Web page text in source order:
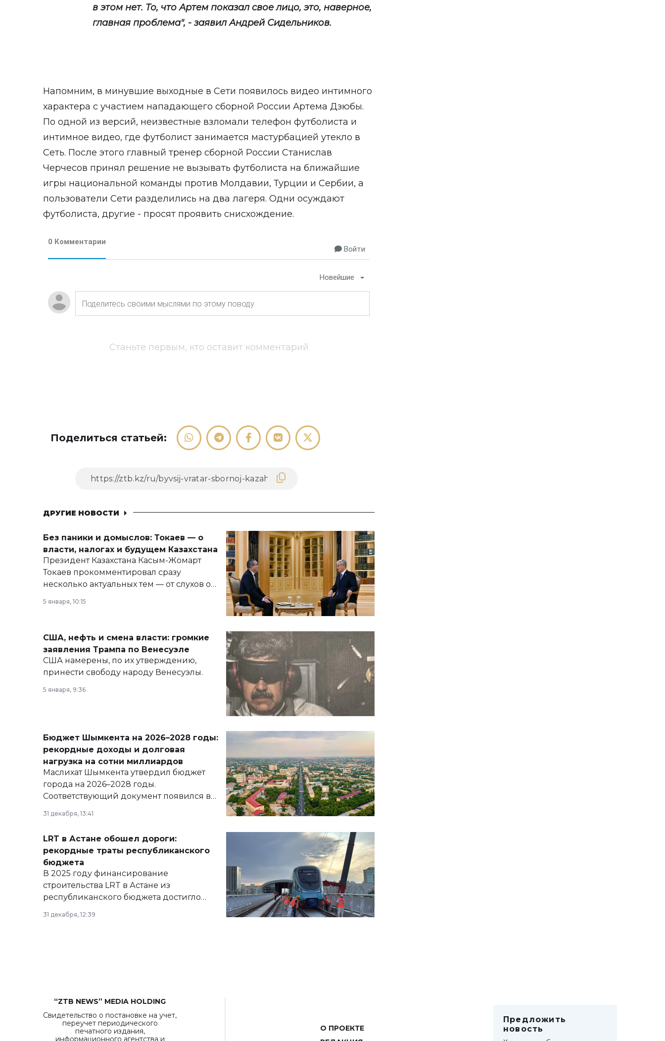
в этом нет. То, что Артем показал свое лицо, это, наверное,
главная проблема", - заявил Андрей Сидельников.
Напомним, в минувшие выходные в Сети появилось видео интимного
характера с участием нападающего сборной России Артема Дзюбы.
По одной из версий, неизвестные взломали телефон футболиста и
интимное видео, где футболист занимается мастурбацией утекло в
Сеть. После этого главный тренер сборной России Станислав
Черчесов принял решение не вызывать футболиста на ближайшие
игры национальной команды против Молдавии, Турции и Сербии, а
пользователи Сети разделились на два лагеря. Одни осуждают
футболиста, другие - просят проявить снисхождение.
0 Комментарии
Войти
Новейшие
Станьте первым, кто оставит комментарий
Поделиться статьей:
ДРУГИЕ НОВОСТИ
Без паники и домыслов: Токаев — о
власти, налогах и будущем Казахстана
Президент Казахстана Касым-Жомарт
Токаев прокомментировал сразу
несколько актуальных тем — от слухов о
армии, экономики и личного здоровья.
5 января, 10:15
США, нефть и смена власти: громкие
заявления Трампа по Венесуэле
США намерены, по их утверждению,
принести свободу народу Венесуэлы.
5 января, 9:36
Бюджет Шымкента на 2026–2028 годы:
рекордные доходы и долговая
нагрузка на сотни миллиардов
Маслихат Шымкента утвердил бюджет
города на 2026–2028 годы.
Соответствующий документ появился в
базе нормативных правовых актов и на
сайте маслихат города.
31 декабря, 13:41
LRT в Астане обошел дороги:
рекордные траты республиканского
бюджета
В 2025 году финансирование
строительства LRT в Астане из
республиканского бюджета достигло
рекордных объемов.
31 декабря, 12:39
“ZTB NEWS” MEDIA HOLDING
Свидетельство о постановке на учет,
переучет периодического
печатного издания,
информационного агентства и
О ПРОЕКТЕ
Предложить
новость